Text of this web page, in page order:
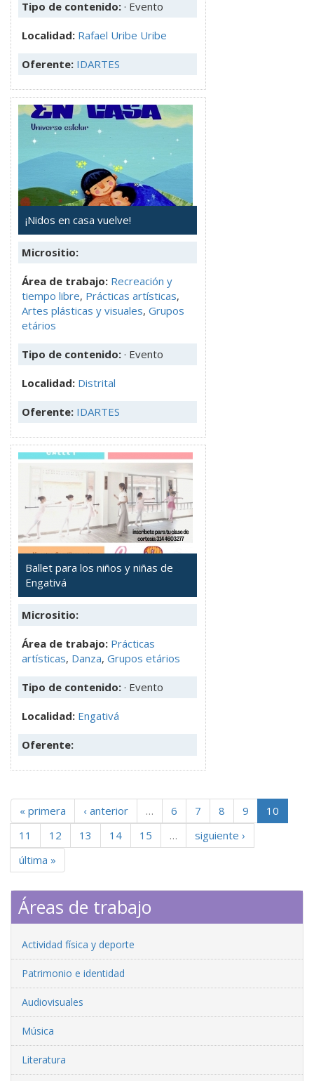
Tipo de contenido: · Evento
Localidad: Rafael Uribe Uribe
Oferente: IDARTES
¡Nidos en casa vuelve!
Micrositio:
Área de trabajo: Recreación y
tiempo libre, Prácticas artísticas,
Artes plásticas y visuales, Grupos
etários
Tipo de contenido: · Evento
Localidad: Distrital
Oferente: IDARTES
Ballet para los niños y niñas de
Engativá
Micrositio:
Área de trabajo: Prácticas
artísticas, Danza, Grupos etários
Tipo de contenido: · Evento
Localidad: Engativá
Oferente:
« primera ‹ anterior … 6 7 8 9
10
11
12 13 14 15 …
siguiente ›
última »
Áreas de trabajo
Actividad física y deporte
Patrimonio e identidad
Audiovisuales
Música
Literatura